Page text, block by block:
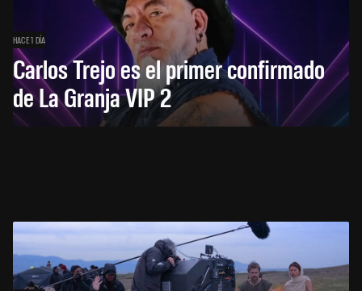
HACE 1 DÍA
Carlos Trejo es el primer confirmado
de La Granja VIP 2